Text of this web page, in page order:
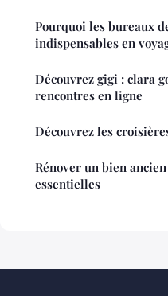
Pourquoi les bureaux
indispensables en
Découvrez gigi : clara
rencontres en ligne
Découvrez les
Rénover un bien
essentielles